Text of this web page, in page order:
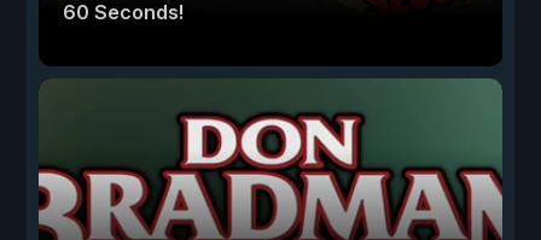
60 Seconds!